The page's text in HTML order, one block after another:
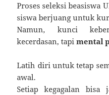
Proses seleksi beasiswa
siswa berjuang untuk
Namun, kunci
kecerdasan, tapimental
Latih diri untuk tetap
awal.
Setiap kegagalan